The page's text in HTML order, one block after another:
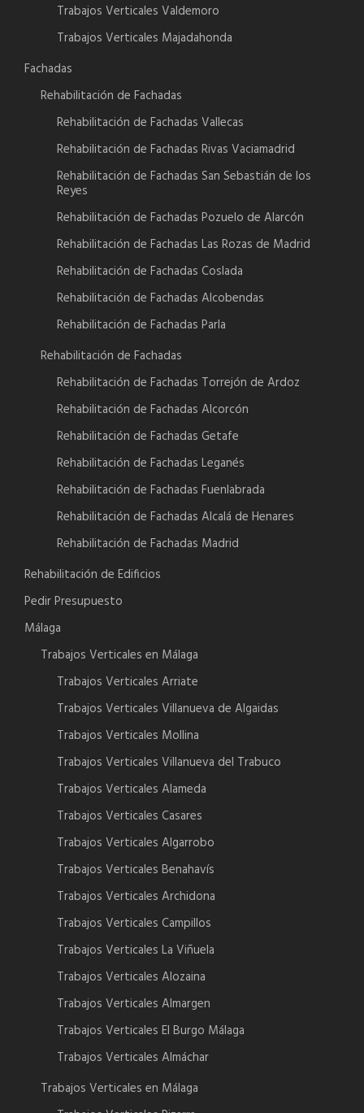
Trabajos Verticales Valdemoro
Trabajos Verticales Majadahonda
Fachadas
Rehabilitación de Fachadas
Rehabilitación de Fachadas Vallecas
Rehabilitación de Fachadas Rivas Vaciamadrid
Rehabilitación de Fachadas San Sebastián de los
Reyes
Rehabilitación de Fachadas Pozuelo de Alarcón
Rehabilitación de Fachadas Las Rozas de Madrid
Rehabilitación de Fachadas Coslada
Rehabilitación de Fachadas Alcobendas
Rehabilitación de Fachadas Parla
Rehabilitación de Fachadas
Rehabilitación de Fachadas Torrejón de Ardoz
Rehabilitación de Fachadas Alcorcón
Rehabilitación de Fachadas Getafe
Rehabilitación de Fachadas Leganés
Rehabilitación de Fachadas Fuenlabrada
Rehabilitación de Fachadas Alcalá de Henares
Rehabilitación de Fachadas Madrid
Rehabilitación de Edificios
Pedir Presupuesto
Málaga
Trabajos Verticales en Málaga
Trabajos Verticales Arriate
Trabajos Verticales Villanueva de Algaidas
Trabajos Verticales Mollina
Trabajos Verticales Villanueva del Trabuco
Trabajos Verticales Alameda
Trabajos Verticales Casares
Trabajos Verticales Algarrobo
Trabajos Verticales Benahavís
Trabajos Verticales Archidona
Trabajos Verticales Campillos
Trabajos Verticales La Viñuela
Trabajos Verticales Alozaina
Trabajos Verticales Almargen
Trabajos Verticales El Burgo Málaga
Trabajos Verticales Almáchar
Trabajos Verticales en Málaga